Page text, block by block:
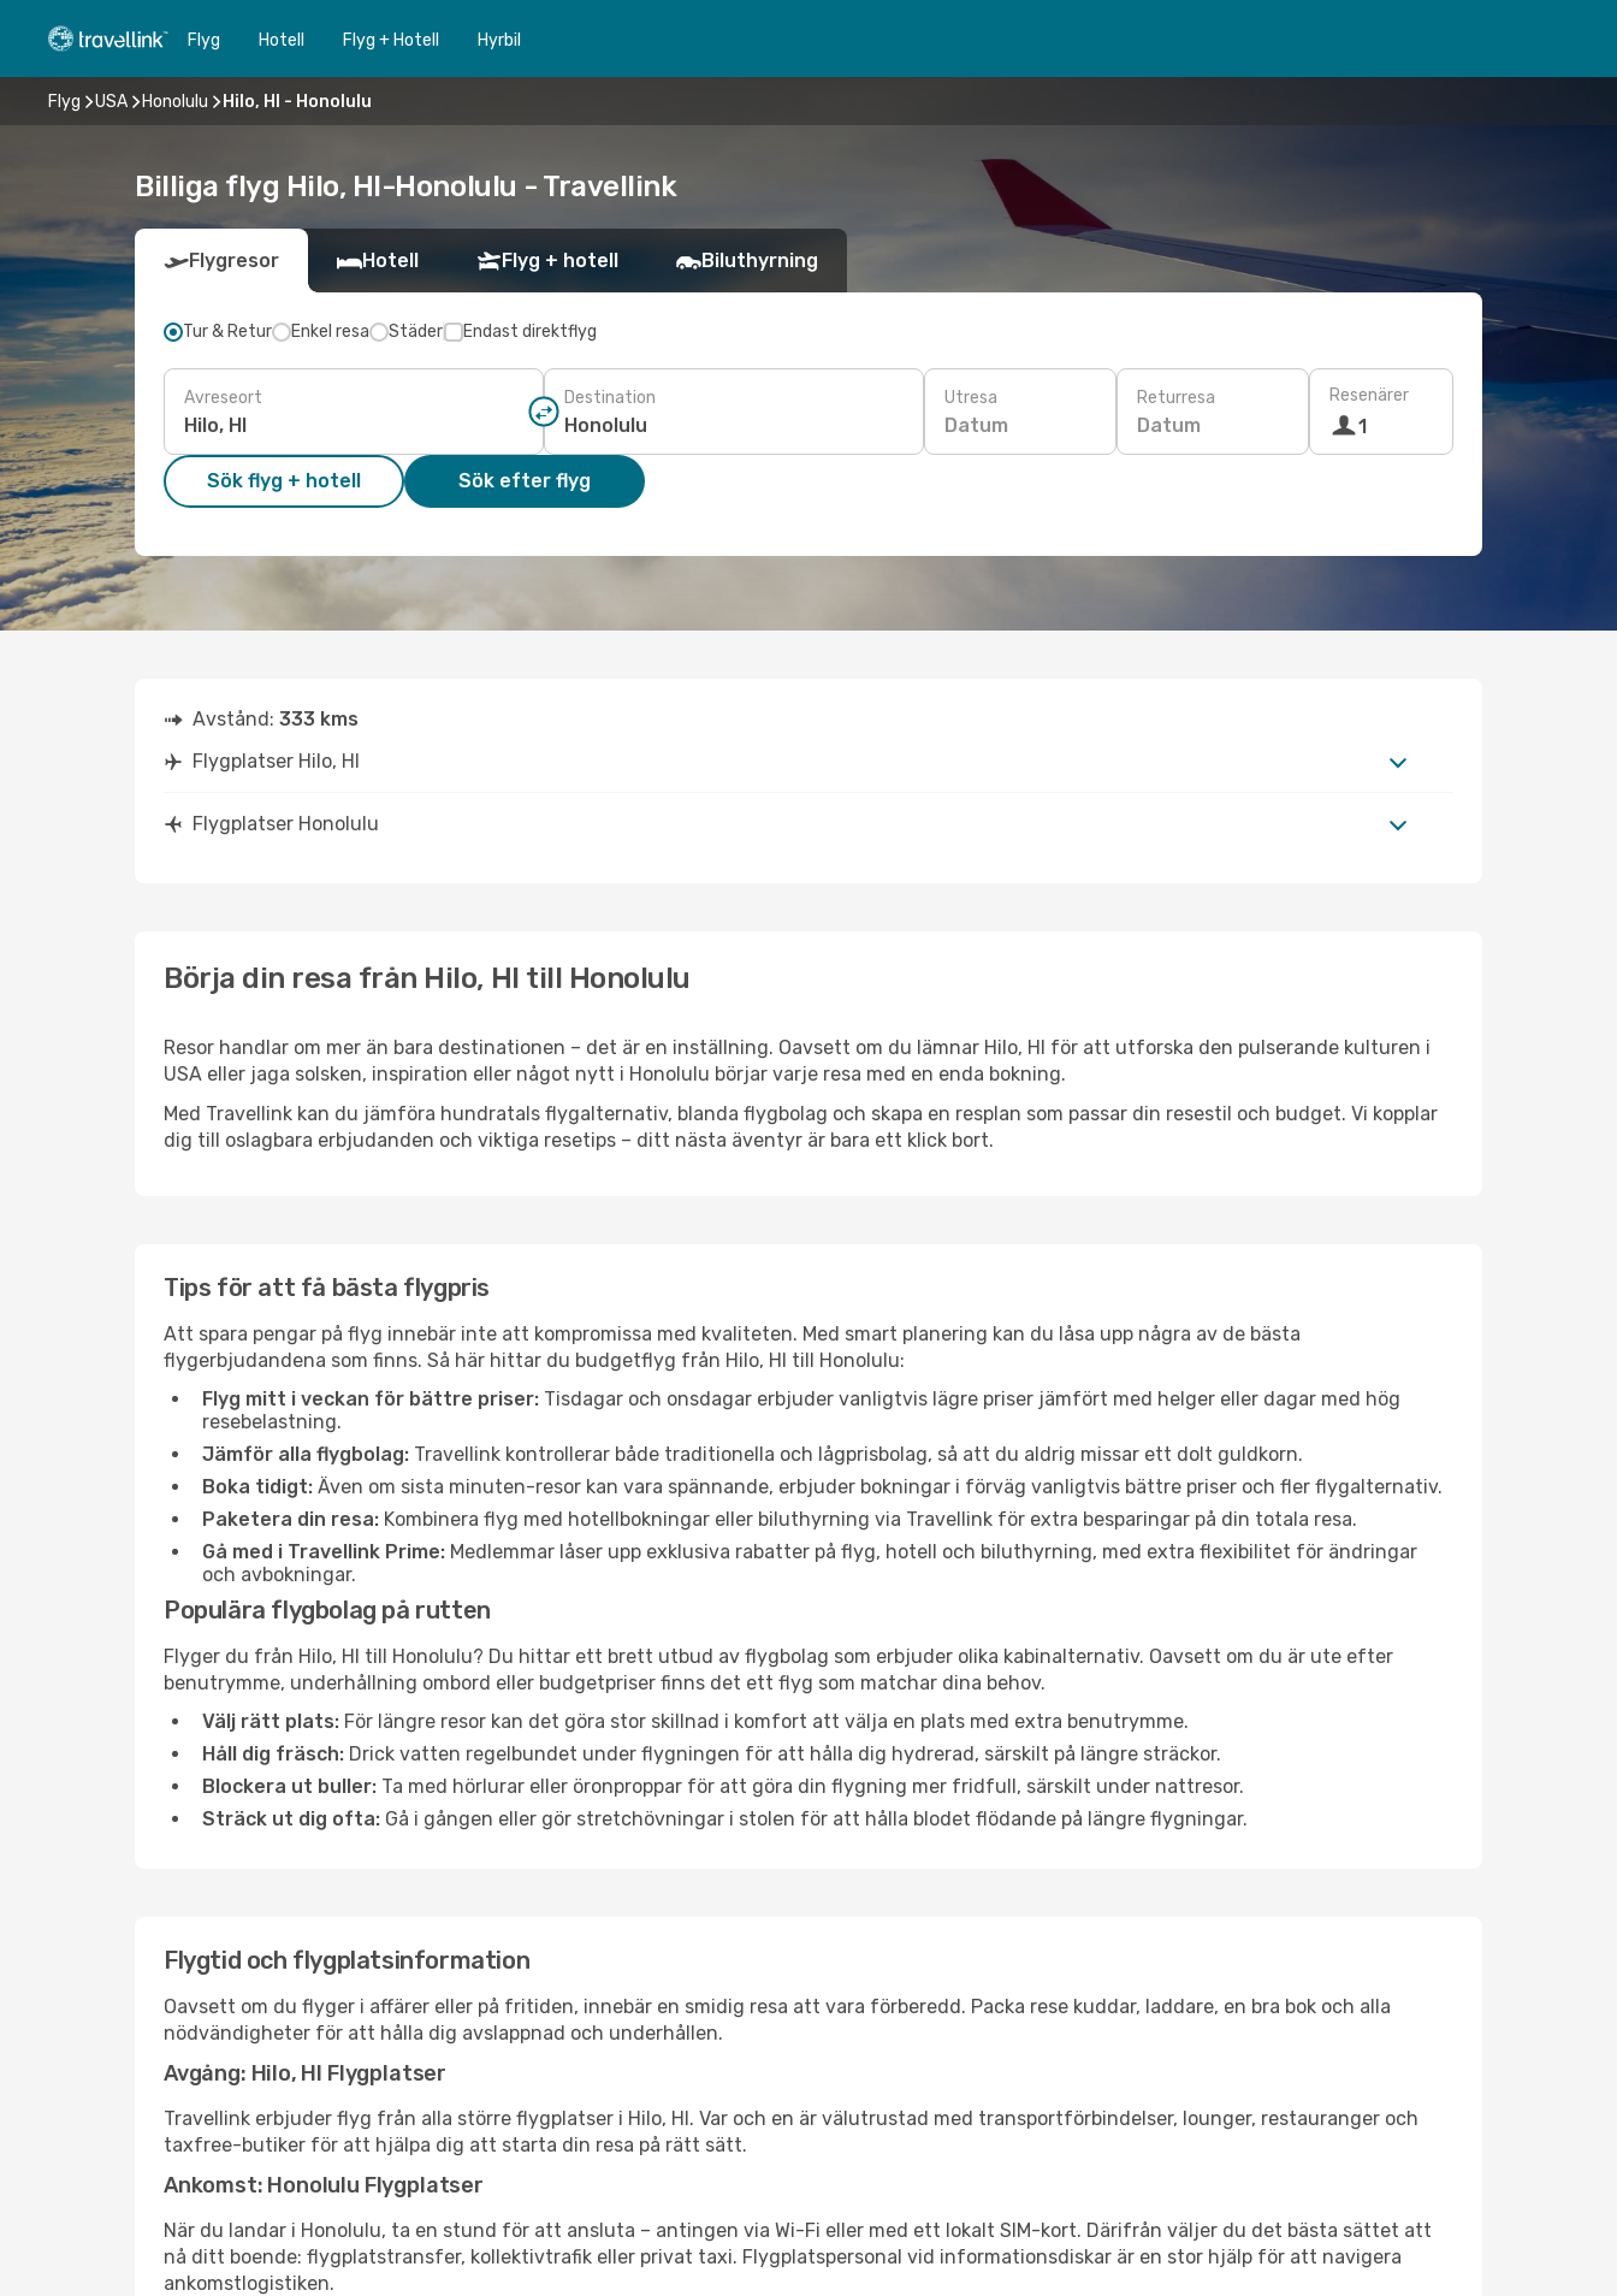
Flyg Hotell Flyg + Hotell Hyrbil
Flyg USA Honolulu Hilo, HI - Honolulu
Billiga flyg Hilo, HI-Honolulu - Travellink
Flygresor Hotell Flyg + hotell Biluthyrning
Tur & Retur Enkel resa Städer Endast direktflyg
Avreseort Destination Utresa
Datum
Returresa
Datum
Resenärer
1
Sök flyg + hotell Sök efter flyg
Avstånd: 333 kms
Flygplatser Hilo, HI
Flygplatser Honolulu
Börja din resa från Hilo, HI till Honolulu
Resor handlar om mer än bara destinationen – det är en inställning. Oavsett om du lämnar Hilo, HI för att utforska den pulserande kulturen i
USA eller jaga solsken, inspiration eller något nytt i Honolulu börjar varje resa med en enda bokning.
Med Travellink kan du jämföra hundratals flygalternativ, blanda flygbolag och skapa en resplan som passar din resestil och budget. Vi kopplar
dig till oslagbara erbjudanden och viktiga resetips – ditt nästa äventyr är bara ett klick bort.
Tips för att få bästa flygpris
Att spara pengar på flyg innebär inte att kompromissa med kvaliteten. Med smart planering kan du låsa upp några av de bästa
flygerbjudandena som finns. Så här hittar du budgetflyg från Hilo, HI till Honolulu:
Flyg mitt i veckan för bättre priser: Tisdagar och onsdagar erbjuder vanligtvis lägre priser jämfört med helger eller dagar med hög
resebelastning.
Jämför alla flygbolag: Travellink kontrollerar både traditionella och lågprisbolag, så att du aldrig missar ett dolt guldkorn.
Boka tidigt: Även om sista minuten-resor kan vara spännande, erbjuder bokningar i förväg vanligtvis bättre priser och fler flygalternativ.
Paketera din resa: Kombinera flyg med hotellbokningar eller biluthyrning via Travellink för extra besparingar på din totala resa.
Gå med i Travellink Prime: Medlemmar låser upp exklusiva rabatter på flyg, hotell och biluthyrning, med extra flexibilitet för ändringar
och avbokningar.
Populära flygbolag på rutten
Flyger du från Hilo, HI till Honolulu? Du hittar ett brett utbud av flygbolag som erbjuder olika kabinalternativ. Oavsett om du är ute efter
benutrymme, underhållning ombord eller budgetpriser finns det ett flyg som matchar dina behov.
Välj rätt plats: För längre resor kan det göra stor skillnad i komfort att välja en plats med extra benutrymme.
Håll dig fräsch: Drick vatten regelbundet under flygningen för att hålla dig hydrerad, särskilt på längre sträckor.
Blockera ut buller: Ta med hörlurar eller öronproppar för att göra din flygning mer fridfull, särskilt under nattresor.
Sträck ut dig ofta: Gå i gången eller gör stretchövningar i stolen för att hålla blodet flödande på längre flygningar.
Flygtid och flygplatsinformation
Oavsett om du flyger i affärer eller på fritiden, innebär en smidig resa att vara förberedd. Packa rese kuddar, laddare, en bra bok och alla
nödvändigheter för att hålla dig avslappnad och underhållen.
Avgång: Hilo, HI Flygplatser
Travellink erbjuder flyg från alla större flygplatser i Hilo, HI. Var och en är välutrustad med transportförbindelser, lounger, restauranger och
taxfree-butiker för att hjälpa dig att starta din resa på rätt sätt.
Ankomst: Honolulu Flygplatser
När du landar i Honolulu, ta en stund för att ansluta – antingen via Wi-Fi eller med ett lokalt SIM-kort. Därifrån väljer du det bästa sättet att
nå ditt boende: flygplatstransfer, kollektivtrafik eller privat taxi. Flygplatspersonal vid informationsdiskar är en stor hjälp för att navigera
ankomstlogistiken.